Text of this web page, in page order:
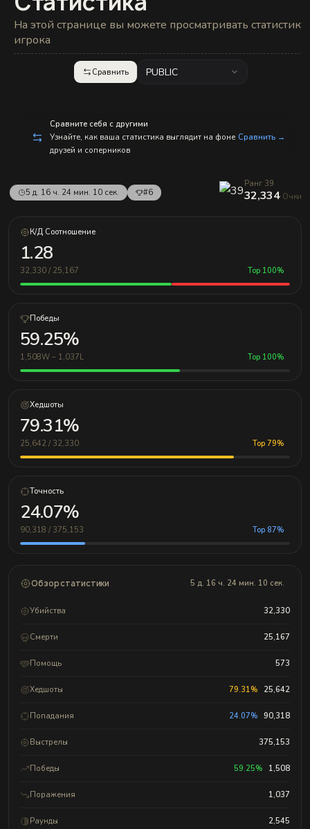
На этой странице вы можете просматривать статистику
игрока
Сравнить PUBLIC
Сравните себя с другими
Узнайте, как ваша статистика выглядит на фоне
друзей и соперников
Сравнить →
5 д. 16 ч. 24 мин. 10 сек. #6
Ранг 39
32,334 Очки
К/Д Соотношение
1.28
32,330 / 25,167 Top 100%
Победы
59.25%
1,508W – 1,037L Top 100%
Хедшоты
79.31%
25,642 / 32,330 Top 79%
Точность
24.07%
90,318 / 375,153 Top 87%
Обзор статистики 5 д. 16 ч. 24 мин. 10 сек.
Убийства 32,330
Смерти 25,167
Помощь 573
Хедшоты 79.31% 25,642
Попадания 24.07% 90,318
Выстрелы 375,153
Победы 59.25% 1,508
Поражения 1,037
Раунды 2,545
с
п
р
в
л